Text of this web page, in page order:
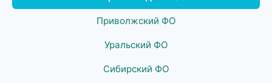
Приволжский ФО
Уральский ФО
Сибирский ФО